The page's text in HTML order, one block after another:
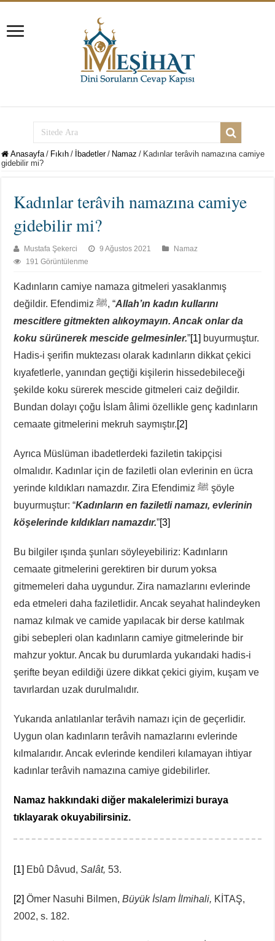
Anasayfa / Fıkıh / İbadetler / Namaz / Kadınlar terâvih namazına camiye
gidebilir mi?
Kadınlar terâvih namazına camiye
gidebilir mi?
Mustafa Şekerci 9 Ağustos 2021
Namaz
191 Görüntülenme
Kadınların camiye namaza gitmeleri yasaklanmış
değildir. Efendimiz ﷺ, “Allah’ın kadın kullarını
mescitlere gitmekten alıkoymayın. Ancak onlar da
koku sürünerek mescide gelmesinler.”[1] buyurmuştur.
Hadis-i şerifin muktezası olarak kadınların dikkat çekici
kıyafetlerle, yanından geçtiği kişilerin hissedebileceği
şekilde koku sürerek mescide gitmeleri caiz değildir.
Bundan dolayı çoğu İslam âlimi özellikle genç kadınların
cemaate gitmelerini mekruh saymıştır.[2]
Ayrıca Müslüman ibadetlerdeki faziletin takipçisi
olmalıdır. Kadınlar için de faziletli olan evlerinin en ücra
yerinde kıldıkları namazdır. Zira Efendimiz ﷺ şöyle
buyurmuştur: “Kadınların en faziletli namazı, evlerinin
köşelerinde kıldıkları namazdır.”[3]
Bu bilgiler ışında şunları söyleyebiliriz: Kadınların
cemaate gitmelerini gerektiren bir durum yoksa
gitmemeleri daha uygundur. Zira namazlarını evlerinde
eda etmeleri daha faziletlidir. Ancak seyahat halindeyken
namaz kılmak ve camide yapılacak bir derse katılmak
gibi sebepleri olan kadınların camiye gitmelerinde bir
mahzur yoktur. Ancak bu durumlarda yukarıdaki hadis-i
şerifte beyan edildiği üzere dikkat çekici giyim, kuşam ve
tavırlardan uzak durulmalıdır.
Yukarıda anlatılanlar terâvih namazı için de geçerlidir.
Uygun olan kadınların terâvih namazlarını evlerinde
kılmalarıdır. Ancak evlerinde kendileri kılamayan ihtiyar
kadınlar terâvih namazına camiye gidebilirler.
Namaz hakkındaki diğer makalelerimizi buraya
tıklayarak okuyabilirsiniz.
[1] Ebû Dâvud,Salât,53.
[2] Ömer Nasuhi Bilmen,Büyük İslam İlmihali, KİTAŞ,
2002, s. 182.